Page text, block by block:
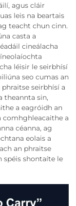
agus cláir
leis na beartais
teacht chun cinn.
casta a
cineálacha
léisir le seirbhísí
seo cumas an
seirbhísí a
theannta sin,
a eagróidh an
a
céanna, ag
eolais a
an phraitse
shontaíte le